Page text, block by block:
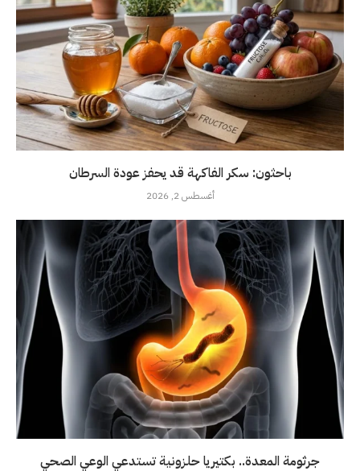
باحثون: سكر الفاكهة قد يحفز عودة السرطان
أغسطس 2, 2026
جرثومة المعدة.. بكتيريا حلزونية تستدعي الوعي الصحي